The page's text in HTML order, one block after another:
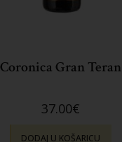
Coronica Gran Teran
37.00€
DODAJ U KOŠARICU